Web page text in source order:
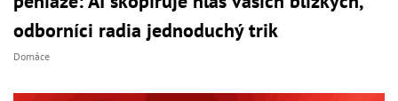
odborníci radia jednoduchý trik
Domáce